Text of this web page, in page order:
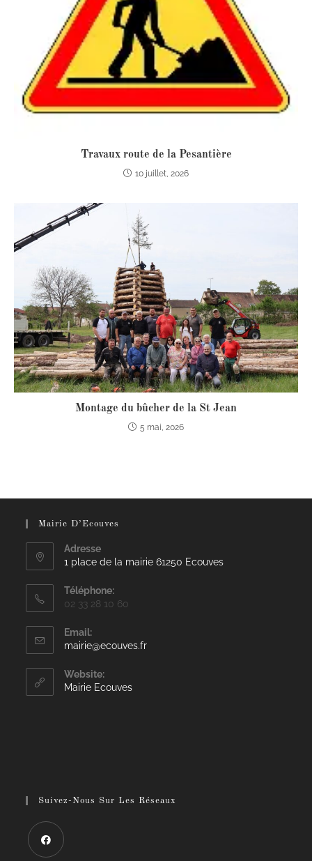
Travaux route de la Pesantière
10 juillet, 2026
Montage du bûcher de la St Jean
5 mai, 2026
Mairie D’Ecouves
Adresse
1 place de la mairie 61250 Ecouves
Téléphone:
02 33 28 10 60
Email:
mairie@ecouves.fr
Website:
Mairie Ecouves
Suivez-Nous Sur Les Réseaux